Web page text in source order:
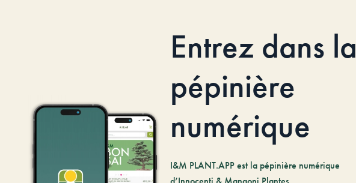
Entrez dans la
pépinière
numérique
I&M PLANT.APP est la pépinière numérique